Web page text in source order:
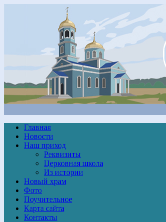
Главная
Новости
Наш приход
Реквизиты
Церковная школа
Из истории
Новый храм
Фото
Поучительное
Карта сайта
Контакты